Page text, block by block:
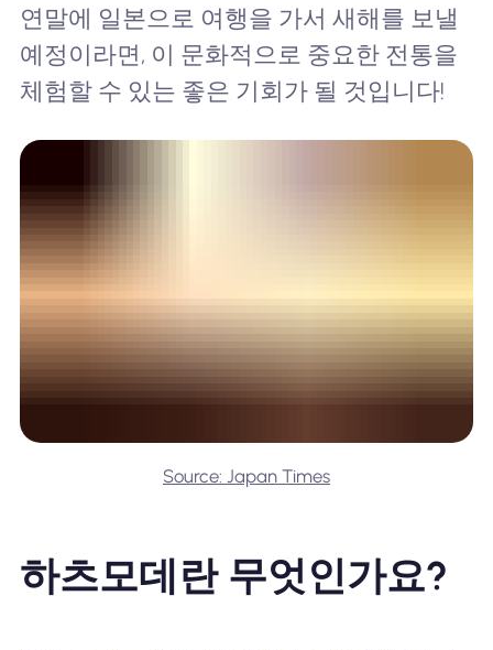
연말에 일본으로 여행을 가서 새해를 보낼
예정이라면, 이 문화적으로 중요한 전통을
체험할 수 있는 좋은 기회가 될 것입니다!
Source: Japan Times
하츠모데란 무엇인가요?